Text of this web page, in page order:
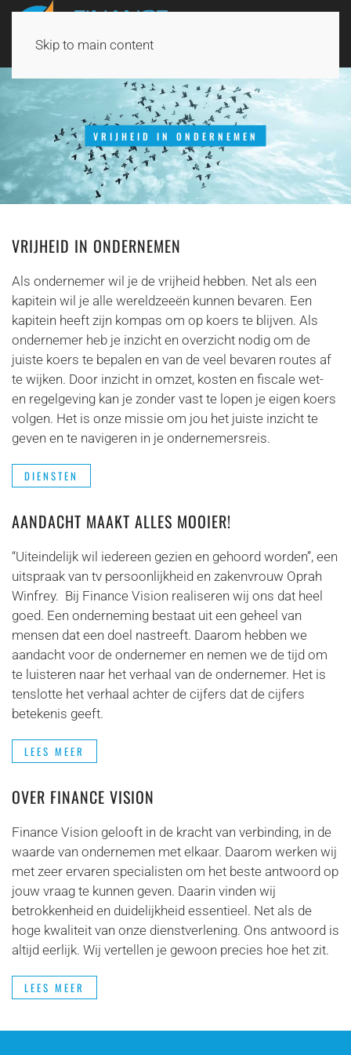
Skip to main content
VRIJHEID IN ONDERNEMEN
VRIJHEID IN ONDERNEMEN
Als ondernemer wil je de vrijheid hebben. Net als een
kapitein wil je alle wereldzeeën kunnen bevaren. Een
kapitein heeft zijn kompas om op koers te blijven. Als
ondernemer heb je inzicht en overzicht nodig om de
juiste koers te bepalen en van de veel bevaren routes af
te wijken. Door inzicht in omzet, kosten en fiscale wet-
en regelgeving kan je zonder vast te lopen je eigen koers
volgen. Het is onze missie om jou het juiste inzicht te
geven en te navigeren in je ondernemersreis.
DIENSTEN
AANDACHT MAAKT ALLES MOOIER!
“Uiteindelijk wil iedereen gezien en gehoord worden”, een
uitspraak van tv persoonlijkheid en zakenvrouw Oprah
Winfrey. Bij Finance Vision realiseren wij ons dat heel
goed. Een onderneming bestaat uit een geheel van
mensen dat een doel nastreeft. Daarom hebben we
aandacht voor de ondernemer en nemen we de tijd om
te luisteren naar het verhaal van de ondernemer. Het is
tenslotte het verhaal achter de cijfers dat de cijfers
betekenis geeft.
LEES MEER
OVER FINANCE VISION
Finance Vision gelooft in de kracht van verbinding, in de
waarde van ondernemen met elkaar. Daarom werken wij
met zeer ervaren specialisten om het beste antwoord op
jouw vraag te kunnen geven. Daarin vinden wij
betrokkenheid en duidelijkheid essentieel. Net als de
hoge kwaliteit van onze dienstverlening. Ons antwoord is
altijd eerlijk. Wij vertellen je gewoon precies hoe het zit.
LEES MEER